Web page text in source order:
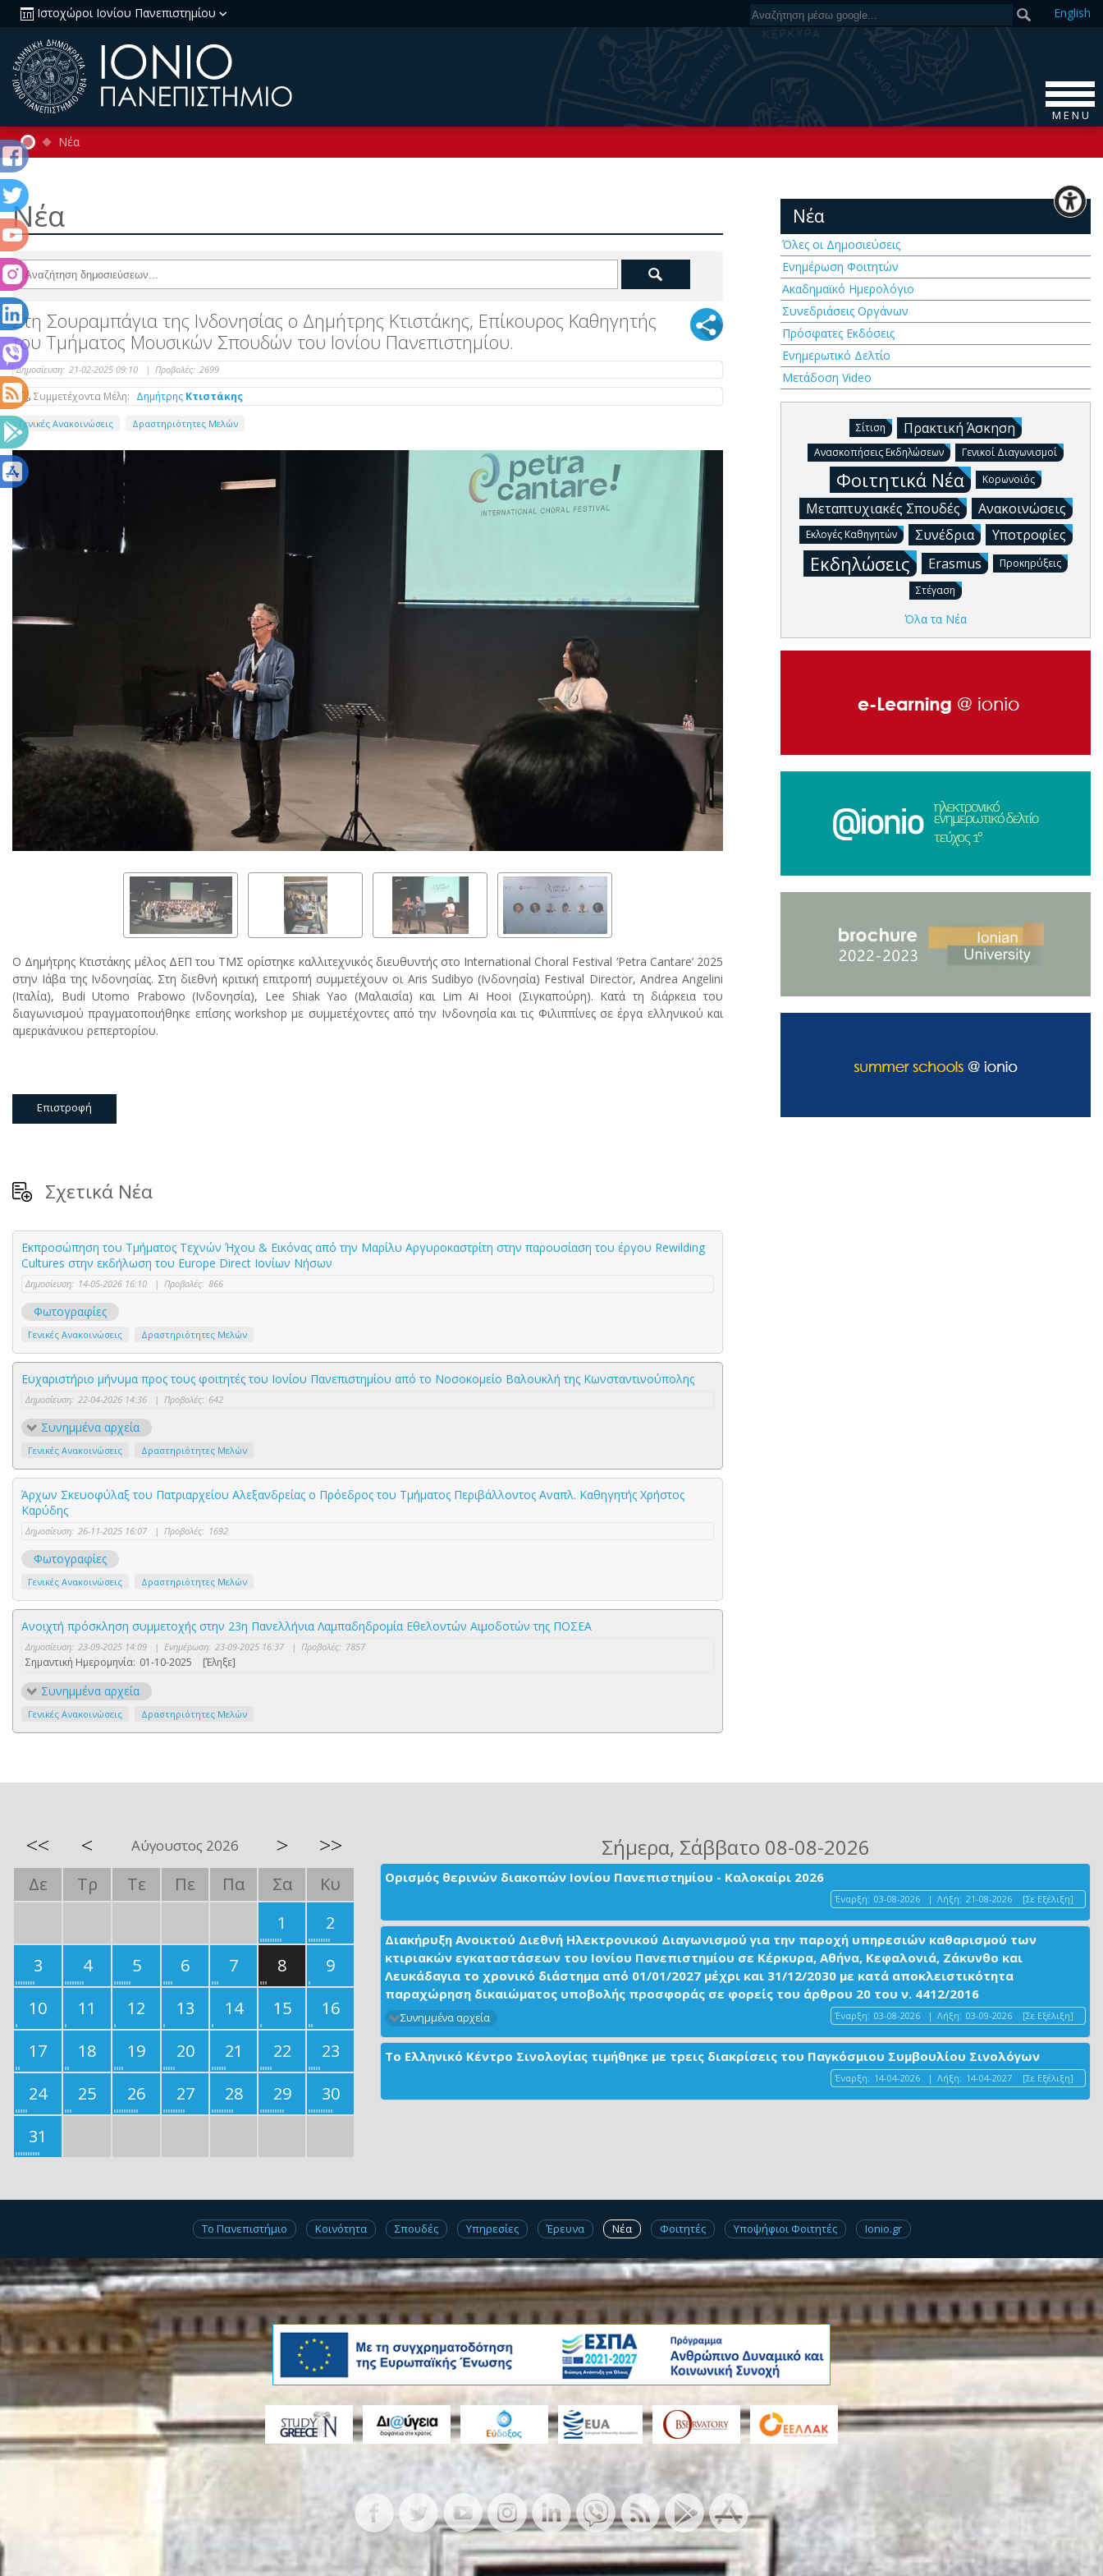
Ιστοχώροι Ιονίου Πανεπιστημίου English
M E N U
Νέα
Νέα
Στη Σουραμπάγια της Ινδονησίας ο Δημήτρης Κτιστάκης, Επίκουρος Καθηγητής
του Τμήματος Μουσικών Σπουδών του Ιονίου Πανεπιστημίου.
Δημοσίευση: 21-02-2025 09:10 | Προβολές: 2699
Συμμετέχοντα Μέλη Δημήτρης Κτιστάκης
Γενικές Ανακοινώσεις Δραστηριότητες Μελών
Ο Δημήτρης Κτιστάκης μέλος ΔΕΠ του ΤΜΣ ορίστηκε καλλιτεχνικός διευθυντής στο International Choral Festival ‘Petra Cantare’ 2025
στην Ιάβα της Ινδονησίας. Στη διεθνή κριτική επιτροπή συμμετέχουν οι Aris Sudibyo (Ινδονησία) Festival Director, Andrea Angelini
(Ιταλία), Budi Utomo Prabowo (Ινδονησία), Lee Shiak Yao (Μαλαισία) και Lim Ai Hooi (Σιγκαπούρη). Κατά τη διάρκεια του
διαγωνισμού πραγματοποιήθηκε επίσης workshop με συμμετέχοντες από την Ινδονησία και τις Φιλιππίνες σε έργα ελληνικού και
αμερικάνικου ρεπερτορίου.
Επιστροφή
Σχετικά Νέα
Εκπροσώπηση του Τμήματος Τεχνών Ήχου & Εικόνας από την Μαρίλυ Αργυροκαστρίτη στην παρουσίαση του έργου Rewilding
Cultures στην εκδήλωση του Europe Direct Ιονίων Νήσων
Δημοσίευση: 14-05-2026 16:10 | Προβολές: 866
Φωτογραφίες
Γενικές Ανακοινώσεις Δραστηριότητες Μελών
Ευχαριστήριο μήνυμα προς τους φοιτητές του Ιονίου Πανεπιστημίου από το Νοσοκομείο Βαλουκλή της Κωνσταντινούπολης
Δημοσίευση: 22-04-2026 14:36 | Προβολές: 642
Συνημμένα αρχεία
Γενικές Ανακοινώσεις Δραστηριότητες Μελών
Άρχων Σκευοφύλαξ του Πατριαρχείου Αλεξανδρείας ο Πρόεδρος του Τμήματος Περιβάλλοντος Αναπλ. Καθηγητής Χρήστος
Καρύδης
Δημοσίευση: 26-11-2025 16:07 | Προβολές: 1692
Φωτογραφίες
Γενικές Ανακοινώσεις Δραστηριότητες Μελών
Ανοιχτή πρόσκληση συμμετοχής στην 23η Πανελλήνια Λαμπαδηδρομία Εθελοντών Αιμοδοτών της ΠΟΣΕΑ
Δημοσίευση: 23-09-2025 14:09 | Ενημέρωση: 23-09-2025 16:37 | Προβολές: 7857
Σημαντική Ημερομηνία: 01-10-2025 [Έληξε]
Συνημμένα αρχεία
Γενικές Ανακοινώσεις Δραστηριότητες Μελών
Νέα
Όλες οι Δημοσιεύσεις
Ενημέρωση Φοιτητών
Ακαδημαϊκό Ημερολόγιο
Συνεδριάσεις Οργάνων
Πρόσφατες Εκδόσεις
Ενημερωτικό Δελτίο
Μετάδοση Video
Σίτιση Πρακτική Άσκηση
Ανασκοπήσεις Εκδηλώσεων Γενικοί Διαγωνισμοί
Φοιτητικά Νέα Κορωνοϊός
Μεταπτυχιακές Σπουδές Ανακοινώσεις
Εκλογές Καθηγητών Συνέδρια Υποτροφίες
Εκδηλώσεις Erasmus
Προκηρύξεις
Στέγαση
Όλα τα Νέα
<< < Αύγουστος 2026 > >>
Δε Τρ Τε Πε Πα Σα
Κυ
1
2
3
4 5 6 7 8
9
10
11 12 13 14 15
16
17
18 19 20 21 22
23
24
25 26 27 28 29
30
31
Σήμερα, Σάββατο 08-08-2026
Ορισμός θερινών διακοπών Ιονίου Πανεπιστημίου - Καλοκαίρι 2026
Έναρξη: 03-08-2026 | Λήξη: 21-08-2026 [Σε Εξέλιξη]
Διακήρυξη Ανοικτού Διεθνή Ηλεκτρονικού Διαγωνισμού για την παροχή υπηρεσιών καθαρισμού των
κτιριακών εγκαταστάσεων του Ιονίου Πανεπιστημίου σε Κέρκυρα, Αθήνα, Κεφαλονιά, Ζάκυνθο και
Λευκάδαγια το χρονικό διάστημα από 01/01/2027 μέχρι και 31/12/2030 με κατά αποκλειστικότητα
παραχώρηση δικαιώματος υποβολής προσφοράς σε φορείς του άρθρου 20 του ν. 4412/2016
Έναρξη: 03-08-2026 | Λήξη: 03-09-2026 [Σε Εξέλιξη]
Συνημμένα αρχεία
Το Ελληνικό Κέντρο Σινολογίας τιμήθηκε με τρεις διακρίσεις του Παγκόσμιου Συμβουλίου Σινολόγων
Έναρξη: 14-04-2026 | Λήξη: 14-04-2027 [Σε Εξέλιξη]
Το Πανεπιστήμιο Κοινότητα Σπουδές Υπηρεσίες Έρευνα Νέα Φοιτητές Υποψήφιοι Φοιτητές Ionio.gr